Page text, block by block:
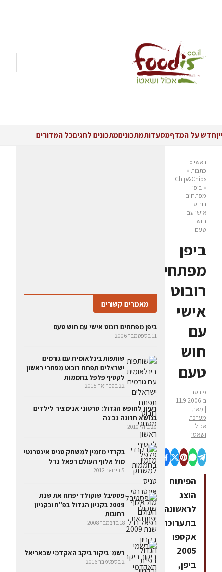
ייןחדש על המדףמסעדותמתכוניםמתכונים לחגיםכל המדורים
ראשי »
כתבות »
Chip&Chips
» ביפן
מפתחים
רובוט
אישי עם
חוש
טעם
ביפן
מפתחים
רובוט
אישי
עם
חוש
טעם
פורסם
ב-11.9.2006
| מאת:
מערכת
אכול
ושאטו
הפיתוח
הוצג
לראשונה
בתערוכת
אקספו
2005
ביפן,
מאמרים קשורים
ביפן מפתחים רובוט אישי עם חוש טעם
11 בספטמבר 2006
שותפות בינלאומית עם גורמים
ישראלים תפתח רובוט מסחרי ראשון
לקטיף פלפל בחממות
22 בפברואר 2015
רעיון לחופש הגדול: סרטוני אנימציה לילדים
בנושא תזונה נכונה
20 ביולי 2010
בקרדי מזמין למשחק טניס אינטרנטי
מול אלוף העולם רפאל נדל
5 בינואר 2012
פסטיבל שוקולד יפתח את שנת
2009 בקניון הגדול בפ"ת ובקניון
רחובות
18 בדצמבר 2008
רשמי ביקור ביקב האקדמי שבאריאל
2 בספטמבר 2016